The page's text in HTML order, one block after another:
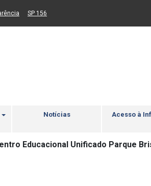
Ir para rodapé
(Link para um novo sítio)
SP 156
Notícias Acesso à
Educacional Unificado Parque